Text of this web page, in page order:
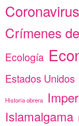
Coronavirus
Crímenes
Ecología
Estados Unidos
Historia obrera
Islamalgama